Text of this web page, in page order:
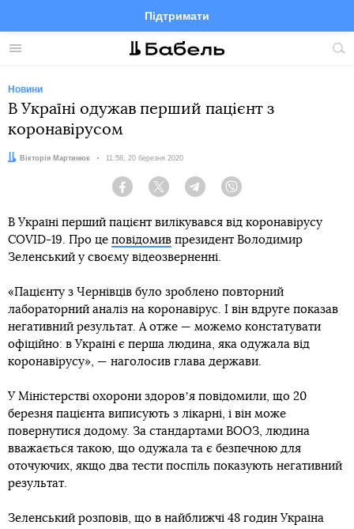
Меню
Підтримати
FacebookTelegramTwitter
Новини
В Україні одужав перший пацієнт з
коронавірусом
Автор:Вікторія Мартинюк Дата:
11:58, 20 березня 2020
Facebook Twitter Telegram
В Україні перший пацієнт вилікувався від коронавірусу
COVID-19. Про це повідомив президент Володимир
Зеленський у своєму відеозверненні.
«Пацієнту з Чернівців було зроблено повторний
лабораторний аналіз на коронавірус. І він вдруге показав
негативний результат. А отже — можемо констатувати
офіційно: в Україні є перша людина, яка одужала від
коронавірусу», — наголосив глава держави.
У Міністерстві охорони здоровʼя повідомили, що 20
березня пацієнта виписують з лікарні, і він може
повернутися додому. За стандартами ВООЗ, людина
вважається такою, що одужала та є безпечною для
оточуючих, якщо два тести поспіль показують негативний
результат.
Зеленський розповів, що в найближчі 48 годин Україна